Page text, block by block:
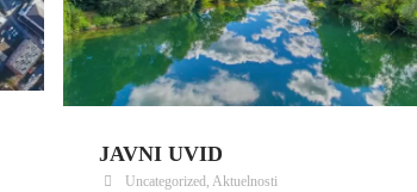
JAVNI UVID
Uncategorized , Aktuelnosti